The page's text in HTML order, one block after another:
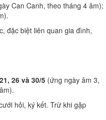
Can Canh, theo tháng 4 âm);
đặc biệt liên quan gia đình,
26 và 30/5 (ứng ngày âm 3,
hỏi, ký kết. Trừ khi gặp